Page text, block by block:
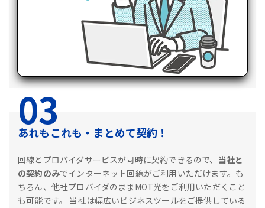
03
あれもこれも・まとめて契約！
回線とプロバイダサービスが同時に契約できるので、 当社と
の契約のみでインターネット回線がご利用いただけます。も
ちろん、他社プロバイダのままMOT光をご利用いただくこと
も可能です。
当社は幅広いビジネスツールをご提供している